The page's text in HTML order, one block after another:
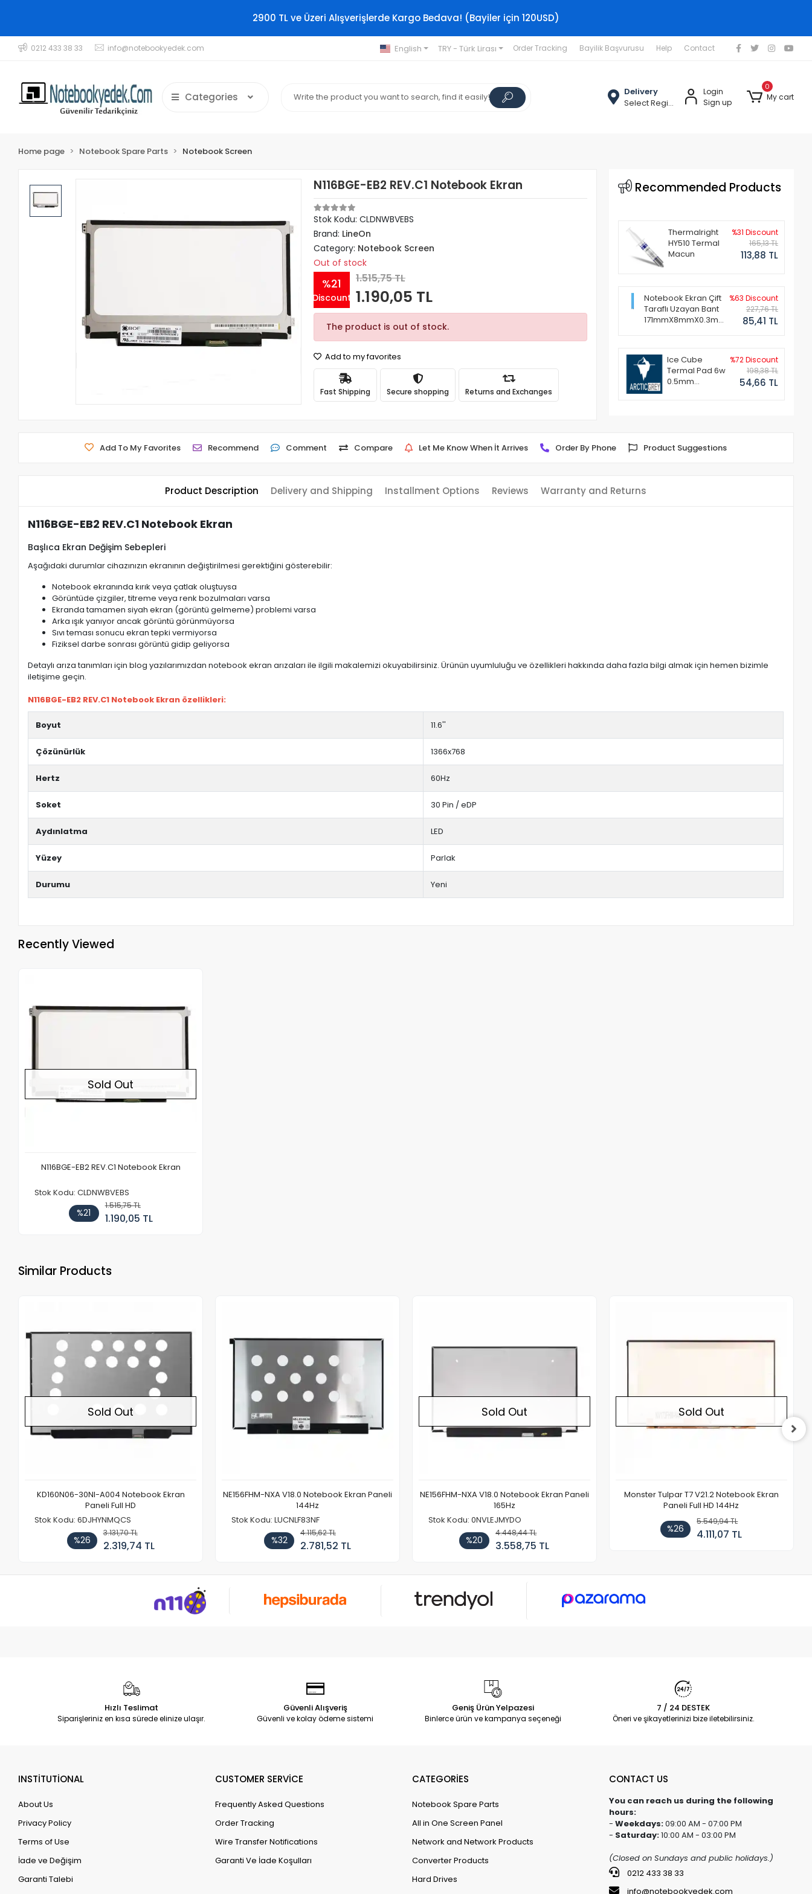
2900 TL ve Üzeri Alışverişlerde Kargo Bedava! (Bayiler için 120USD)
0212 433 38 33 info@notebookyedek.com English TRY - Türk Lirası Order Tracking Bayilik Başvurusu Help Contact
Categories
Delivery
Select Region
Login
Sign up
0
My cart
Home page Notebook Spare Parts Notebook Screen
N116BGE-EB2 REV.C1 Notebook Ekran
Stok Kodu: CLDNWBVEBS
Brand: LineOn
Category: Notebook Screen
Out of stock
%21
Discount
1.515,75 TL
1.190,05 TL
The product is out of stock.
Add to my favorites
Fast Shipping Secure shopping Returns and Exchanges
Recommended Products
Thermalright
HY510 Termal
Macun
%31 Discount
165,13 TL
113,88 TL
Notebook Ekran Çift
Taraflı Uzayan Bant
171mmX8mmX0.3mm
%63 Discount
227,76 TL
85,41 TL
Ice Cube
Termal Pad 6w
0.5mm
%72 Discount
198,38 TL
54,66 TL
Add To My Favorites Recommend Comment Compare Let Me Know When İt Arrives Order By Phone Product Suggestions
Product Description Delivery and Shipping Installment Options Reviews Warranty and Returns
N116BGE-EB2 REV.C1 Notebook Ekran
Başlıca Ekran Değişim Sebepleri
Aşağıdaki durumlar cihazınızın ekranının değiştirilmesi gerektiğini gösterebilir:
Notebook ekranında kırık veya çatlak oluştuysa
Görüntüde çizgiler, titreme veya renk bozulmaları varsa
Ekranda tamamen siyah ekran (görüntü gelmeme) problemi varsa
Arka ışık yanıyor ancak görüntü görünmüyorsa
Sıvı teması sonucu ekran tepki vermiyorsa
Fiziksel darbe sonrası görüntü gidip geliyorsa
Detaylı arıza tanımları için blog yazılarımızdan notebook ekran arızaları ile ilgili makalemizi okuyabilirsiniz. Ürünün uyumluluğu ve özellikleri hakkında daha fazla bilgi almak için hemen bizimle
iletişime geçin.
N116BGE-EB2 REV.C1 Notebook Ekran özellikleri:
Boyut 11.6''
Çözünürlük 1366x768
Hertz 60Hz
Soket 30 Pin / eDP
Aydınlatma LED
Yüzey Parlak
Durumu Yeni
Recently Viewed
Sold Out
N116BGE-EB2 REV.C1 Notebook Ekran
Stok Kodu: CLDNWBVEBS
%21
1.515,75 TL
1.190,05 TL
Similar Products
Sold Out
KD160N06-30NI-A004 Notebook Ekran
Paneli Full HD
Stok Kodu: 6DJHYNMQCS
%26
3.131,70 TL
2.319,74 TL
NE156FHM-NXA V18.0 Notebook Ekran Paneli
144Hz
Stok Kodu: LUCNLF83NF
%32
4.115,62 TL
2.781,52 TL
Sold Out
NE156FHM-NXA V18.0 Notebook Ekran Paneli
165Hz
Stok Kodu: 0NVLEJMYDO
%20
4.448,44 TL
3.558,75 TL
Sold Out
Monster Tulpar T7 V21.2 Notebook Ekran
Paneli Full HD 144Hz
%26
5.549,94 TL
4.111,07 TL
Hızlı Teslimat
Siparişleriniz en kısa sürede elinize ulaşır.
Güvenli Alışveriş
Güvenli ve kolay ödeme sistemi
Geniş Ürün Yelpazesi
Binlerce ürün ve kampanya seçeneği
7 / 24 DESTEK
Öneri ve şikayetlerinizi bize iletebilirsiniz.
INSTİTUTİONAL
About Us
Privacy Policy
Terms of Use
İade ve Değişim
Garanti Talebi
CUSTOMER SERVİCE
Frequently Asked Questions
Order Tracking
Wire Transfer Notifications
Garanti Ve İade Koşulları
CATEGORİES
Notebook Spare Parts
All in One Screen Panel
Network and Network Products
Converter Products
Hard Drives
CONTACT US
You can reach us during the following
hours:
- Weekdays:09:00 AM - 07:00 PM
- Saturday:10:00 AM - 03:00 PM
(Closed on Sundays and public holidays.)
0212 433 38 33
info@notebookyedek.com